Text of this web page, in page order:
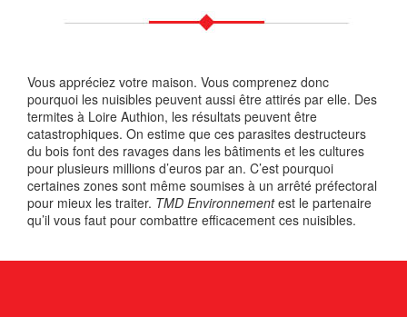
Vous appréciez votre maison. Vous comprenez donc
pourquoi les nuisibles peuvent aussi être attirés par elle. Des
termites à Loire Authion, les résultats peuvent être
catastrophiques. On estime que ces parasites destructeurs
du bois font des ravages dans les bâtiments et les cultures
pour plusieurs millions d’euros par an. C’est pourquoi
certaines zones sont même soumises à un arrêté préfectoral
pour mieux les traiter. TMD Environnementest le partenaire
qu’il vous faut pour combattre efficacement ces nuisibles.